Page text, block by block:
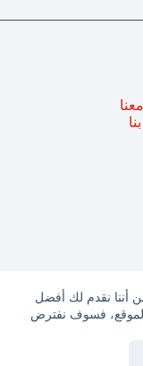
أننا نقدم لك أفضل
فسوف نفترض